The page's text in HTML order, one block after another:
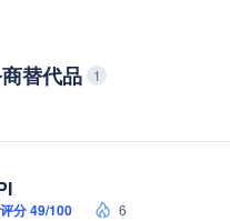
替代品 1
评分 49/100 6